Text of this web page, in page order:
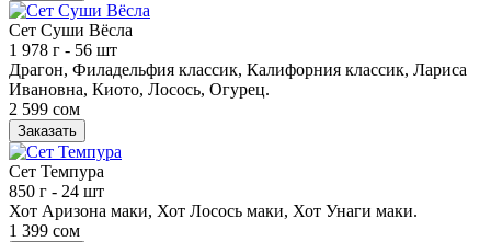
Сет Суши Вёсла
1 978 г - 56 шт
Драгон, Филадельфия классик, Калифорния классик, Лариса
Ивановна, Киото, Лосось, Огурец.
2 599 сом
Заказать
Сет Темпура
850 г - 24 шт
Хот Аризона маки, Хот Лосось маки, Хот Унаги маки.
1 399 сом